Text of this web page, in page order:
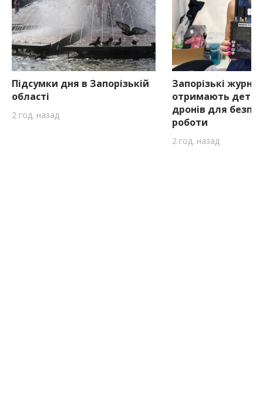
Підсумки дня в Запорізькій
області
2 год. назад
Запорізькі
отримають
дронів для
роботи
2 год. назад